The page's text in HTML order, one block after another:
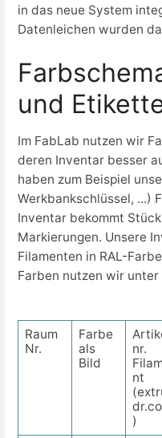
in das neue System
Datenleichen wurden
und
Im FabLab nutzen wir
deren Inventar besser
haben zum Beispiel
Werkbankschlüssel, ...)
Inventar bekommt
Markierungen. Unsere
Filamenten in RAL-
Farben nutzen wir unter
Raum
Nr.
Farbe
als
Bild
nr.
nt
)